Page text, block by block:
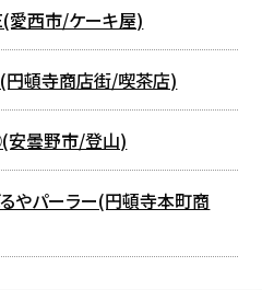
愛西市/ケーキ屋)
(円頓寺商店街/喫茶店)
安曇野市/登山)
やパーラー(円頓寺本町商